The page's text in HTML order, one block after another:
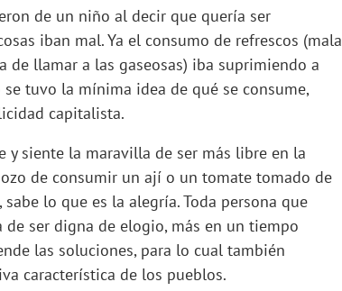
de un niño al decir que quería ser
iban mal. Ya el consumo de refrescos (mala
de llamar a las gaseosas) iba suprimiendo a
tuvo la mínima idea de qué se consume,
capitalista.
y siente la maravilla de ser más libre en la
de consumir un ají o un tomate tomado de
lo que es la alegría. Toda persona que
ser digna de elogio, más en un tiempo
las soluciones, para lo cual también
característica de los pueblos.